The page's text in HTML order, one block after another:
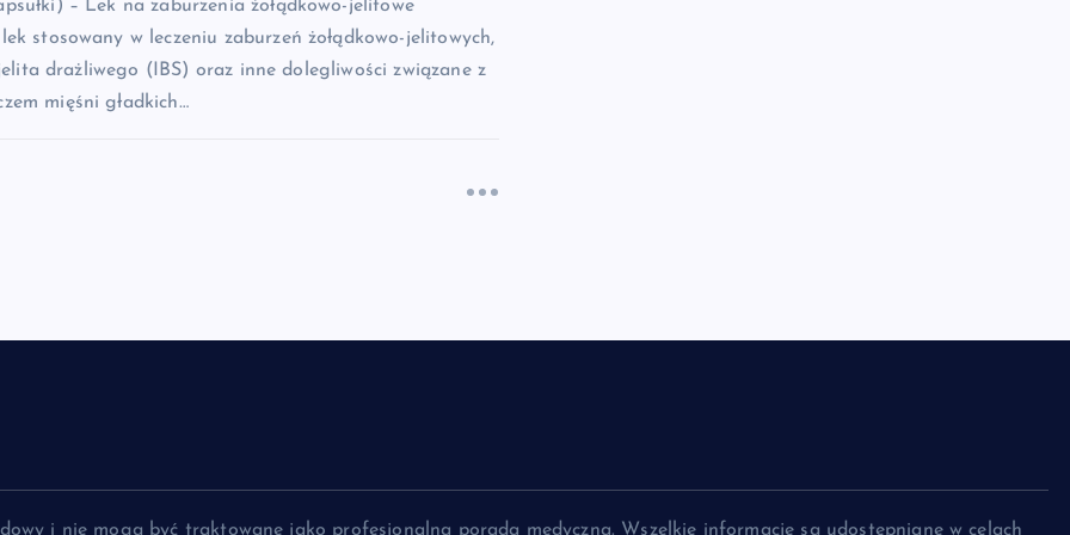
– Lek na zaburzenia żołądkowo-jelitowe
stosowany w leczeniu zaburzeń żołądkowo-jelitowych,
drażliwego (IBS) oraz inne dolegliwości związane z
mięśni gładkich…
i nie mogą być traktowane jako profesjonalna porada medyczna. Wszelkie informacje są udostępniane w celach